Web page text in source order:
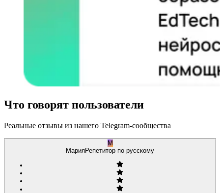
Что говорят пользователи
Реальные отзывы из нашего Telegram-сообщества
М
МарияРепетитор по русскому